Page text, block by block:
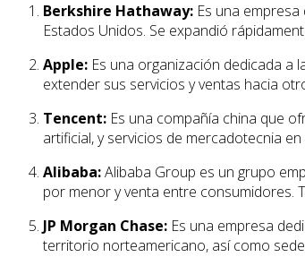
Berkshire Hathaway: Es una
Estados Unidos. Se expandió
Apple: Es una organización dedicada a
extender sus servicios y ventas hacia
Tencent: Es una compañía china que
artificial, y servicios de mercadotecnia en
Alibaba:Alibaba Group es un grupo
por menor y venta entre consumidores.
JP Morgan Chase: Es una empresa
territorio norteamericano, así como